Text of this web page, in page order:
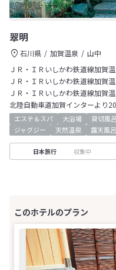
翠明
石川県 加賀温泉
山中
ＪＲ・ＩＲいしかわ鉄道線加賀
ＪＲ・ＩＲいしかわ鉄道線加賀
ＪＲ・ＩＲいしかわ鉄道線加賀
北陸自動車道加賀インターより
エステ＆スパ 大浴場 貸切風呂
ジャグジー
天然温泉 露天風呂
日本旅行 収集中